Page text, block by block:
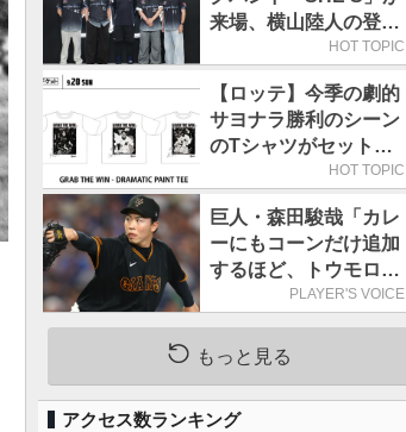
来場、横山陸人の登場
曲を演奏／8月4日の西
HOT TOPIC
【ロッテ】今季の劇的
サヨナラ勝利のシーン
のTシャツがセットに
なった9月20日の西武
HOT TOPIC
巨人・森田駿哉「カレ
ーにもコーンだけ追加
するほど、トウモロコ
シが大好きです」／野
PLAYER'S VOICE
もっと見る
アクセス数ランキング